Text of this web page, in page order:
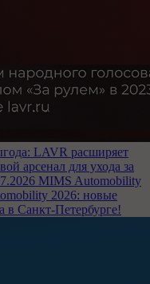
LAVR расширяет
арсенал для ухода за
MIMS Automobility
2026: новые
в Санкт-Петербурге!